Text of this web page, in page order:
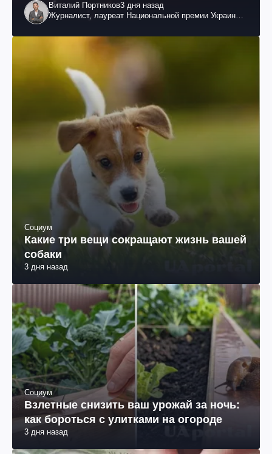
Виталий Портников3 дня назад
Журналист, лауреат Национальной премии Украины
Социум
Какие три вещи сокращают жизнь вашей
собаки
3 дня назад
Социум
Взлетные снизить ваш урожай за ночь:
как бороться с улитками на огороде
3 дня назад